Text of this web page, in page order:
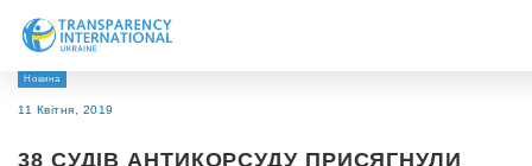
Про нас
Новина
11 Квітня, 2019
38 СУДІВ АНТИКОРСУДУ ПРИСЯГНУЛИ